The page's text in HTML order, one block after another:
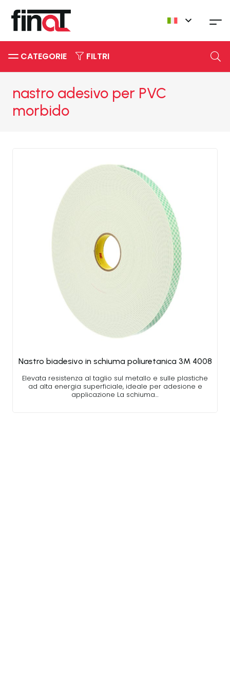
CATEGORIE FILTRI
nastro adesivo per PVC
morbido
Nastro biadesivo in schiuma poliuretanica 3M 4008
Elevata resistenza al taglio sul metallo e sulle plastiche
ad alta energia superficiale, ideale per adesione e
applicazione La schiuma…